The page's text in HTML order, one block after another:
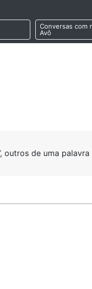
Conversas com
Avô
outros de uma